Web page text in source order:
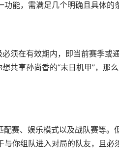
能，需满足几个明确且具体的
须在有效期内，即当前赛季或
共享孙尚香的“末日机甲”，那
赛、娱乐模式以及战队赛等。
你组队进入对局的队友，且必